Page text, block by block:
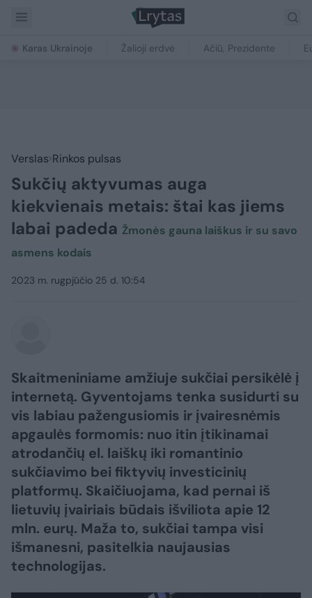
Karas Ukrainoje Žalioji erdvė Ačiū, Prezidente
Verslas Rinkos pulsas
Sukčių aktyvumas auga
kiekvienais metais: štai kas jiems
labai padeda Žmonės gauna laiškus ir su savo
asmens kodais
2023 m. rugpjūčio 25 d. 10:54
Skaitmeniniame amžiuje sukčiai persikėlė į
internetą. Gyventojams tenka susidurti su
vis labiau pažengusiomis ir įvairesnėmis
apgaulės formomis: nuo itin įtikinamai
atrodančių el. laiškų iki romantinio
sukčiavimo bei fiktyvių investicinių
platformų. Skaičiuojama, kad pernai iš
lietuvių įvairiais būdais išviliota apie 12
mln. eurų. Maža to, sukčiai tampa visi
išmanesni, pasitelkia naujausias
technologijas.